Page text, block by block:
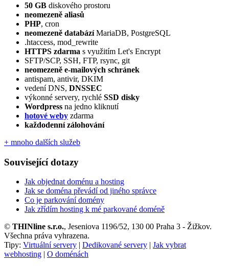
50 GB diskového prostoru
neomezeně aliasů
PHP, cron
neomezeně databázíMariaDB, PostgreSQL
.htaccess, mod_rewrite
HTTPS zdarma s využitím Let's Encrypt
SFTP/SCP, SSH, FTP, rsync, git
neomezeně e‑mailových schránek
antispam, antivir, DKIM
vedení DNS, DNSSEC
výkonné servery, rychlé SSD disky
Wordpress na jedno kliknutí
hotové weby zdarma
každodenní zálohování
+ mnoho dalších služeb
Související dotazy
Jak objednat doménu a hosting
Jak se doména převádí od jiného správce
Co je parkování domény
Jak zřídím hosting k mé parkované doméně
© THINline s.r.o., Jeseniova 1196/52, 130 00 Praha 3 - Žižkov.
Všechna práva vyhrazena.
Tipy: Virtuální servery | Dedikované servery | Jak vybrat
webhosting | O doménách